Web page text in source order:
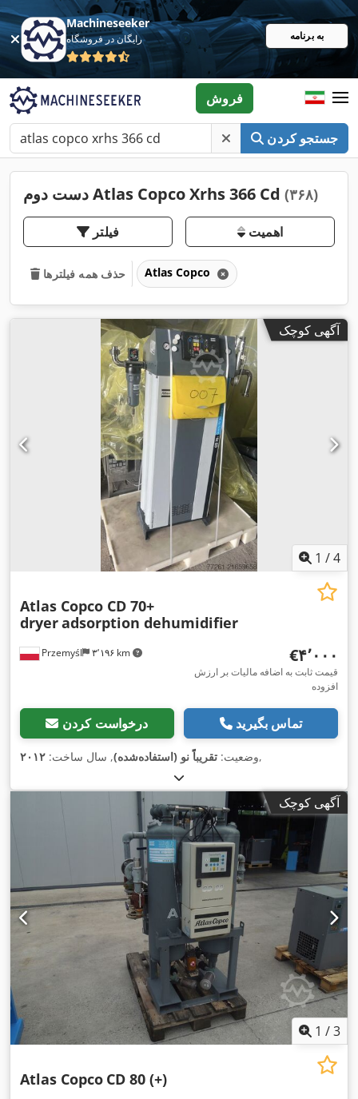
Machineseeker
رایگان در فروشگاه به برنامه
جستجو کردن
فروش
دست دوم Atlas Copco Xrhs 366 Cd (۳۶۸)
فیلتر اهمیت
حذف همه فیلترها Atlas Copco
آگهی کوچک
1 /4
Przemyśl ۳٬۱۹۶ km
Atlas Copco CD 70+
dryeradsorption dehumidifier
‎€۴٬۰۰۰
قیمت ثابت به اضافه مالیات بر ارزش
افزوده
درخواست کردن تماس بگیرید
وضعیت: تقریباً نو (استفاده‌شده), سال ساخت: ۲۰۱۲ ,
آگهی کوچک
1 /3
Atlas Copco CD 80 (+)